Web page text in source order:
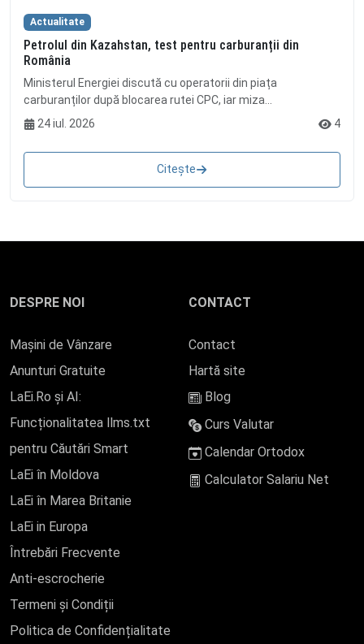
Actualitate
Petrolul din Kazahstan, test pentru carburanții din
România
Ministerul Energiei discută cu operatorii din piața
carburanților după blocarea rutei CPC, iar miza...
24 iul. 2026
4
Citește
DESPRE NOI
Mașini de Vânzare
Anunturi Gratuite
LaEi.Ro și AI:
Funcționalitatea llms.txt
pentru Căutări Smart
LaEi în Moldova
LaEi în Marea Britanie
LaEi in Europa
Întrebări Frecvente
Anti-escrocherie
Termeni și Condiții
Politica de Confidențialitate
CONTACT
Contact
Hartă site
Blog
Curs Valutar
Calendar Ortodox
Calculator Salariu Net